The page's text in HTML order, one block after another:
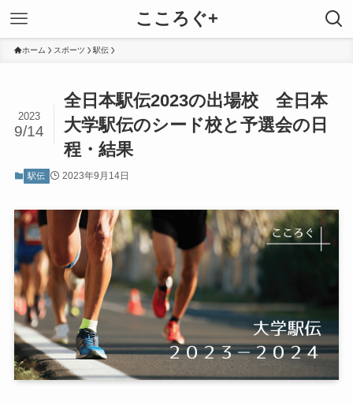
こころぐ+
ホーム スポーツ 駅伝
全日本駅伝2023の出場校 全日本
大学駅伝のシード校と予選会の日
程・結果
2023
9/14
駅伝 2023年9月14日